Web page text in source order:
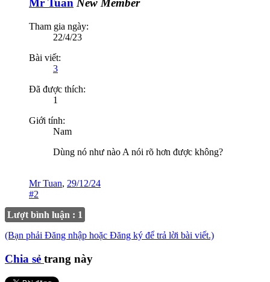
Mr Tuan New Member
Tham gia ngày:
22/4/23
Bài viết:
3
Đã được thích:
1
Giới tính:
Nam
Dùng nó như nào A nói rõ hơn được không?
Mr Tuan, 29/12/24
#2
Lượt bình luận : 1
(Bạn phải Đăng nhập hoặc Đăng ký để trả lời bài viết.)
Chia sẻ trang này